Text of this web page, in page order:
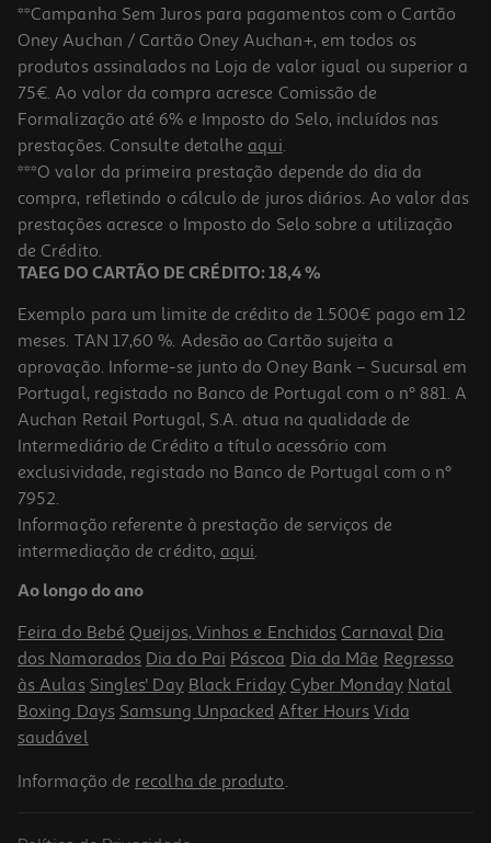
Salgadinhos Vale Do Prata Sabor Costelinha C/ Limão 120g
16.58 €/Kg
1,99 €
-10%
Pipocas Salgadas Vovozinha 50g
3.22 €/Kg
1,61 €
Promoção
**Campanha Sem Juros para pagamentos com o Cartão
Oney Auchan / Cartão Oney Auchan+, em todos os
produtos assinalados na Loja de valor igual ou superior a
75€. Ao valor da compra acresce Comissão de
Formalização até 6% e Imposto do Selo, incluídos nas
prestações. Consulte detalhe aqui.
***O valor da primeira prestação depende do dia da
compra, refletindo o cálculo de juros diários. Ao valor das
prestações acresce o Imposto do Selo sobre a utilização
de Crédito.
TAEG DO CARTÃO DE CRÉDITO: 18,4 %
Exemplo para um limite de crédito de 1.500€ pago em 12
meses. TAN 17,60 %. Adesão ao Cartão sujeita a
aprovação. Informe-se junto do Oney Bank – Sucursal em
Portugal, registado no Banco de Portugal com o nº 881. A
Auchan Retail Portugal, S.A. atua na qualidade de
Intermediário de Crédito a título acessório com
exclusividade, registado no Banco de Portugal com o nº
7952.
Informação referente à prestação de serviços de
intermediação de crédito, aqui.
Ao longo do ano
Feira do Bebé Queijos, Vinhos e Enchidos Carnaval Dia
dos Namorados Dia do Pai Páscoa Dia da Mãe Regresso
às Aulas Singles' Day Black Friday Cyber Monday Natal
Boxing Days Samsung Unpacked After Hours Vida
saudável
Informação de recolha de produto.